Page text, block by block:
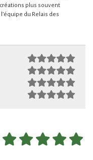
plus souvent
du Relais des